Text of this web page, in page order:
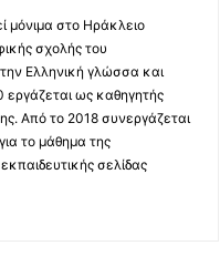
μόνιμα στο Ηράκλειο
σχολής του
Ελληνική γλώσσα και
εργάζεται ως καθηγητής
Από το 2018 συνεργάζεται
το μάθημα της
σελίδας